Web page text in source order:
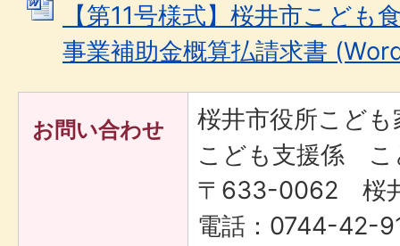
【第11号様式】桜井市こども
事業補助金概算払請求書
お問い合わせ
桜井市役所こど
こども支援係 こ
〒633-0062 桜
電話：0744-42-